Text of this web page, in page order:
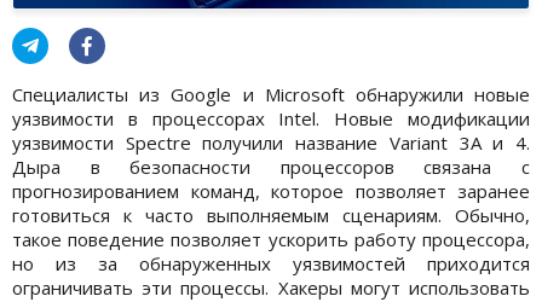
Специалисты из Google и Microsoft обнаружили новые
уязвимости в процессорах Intel. Новые модификации
уязвимости Spectre получили название Variant 3A и 4.
Дыра в безопасности процессоров связана с
прогнозированием команд, которое позволяет заранее
готовиться к часто выполняемым сценариям. Обычно,
такое поведение позволяет ускорить работу процессора,
но из за обнаруженных уязвимостей приходится
ограничивать эти процессы. Хакеры могут использовать